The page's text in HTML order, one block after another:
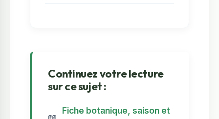
Continuez votre lecture
sur ce sujet :
Fiche botanique, saison et